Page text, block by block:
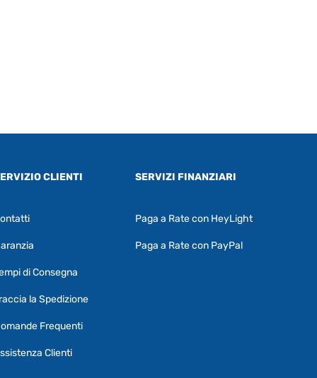
CLIENTI
di Consegna
la Spedizione
Frequenti
Clienti
SERVIZI FINANZIARI
Paga a Rate con HeyLight
Paga a Rate con PayPal
RF Assist
Puoi chiedermi informazioni generali o
specifiche su certi prodotti.
prodotto